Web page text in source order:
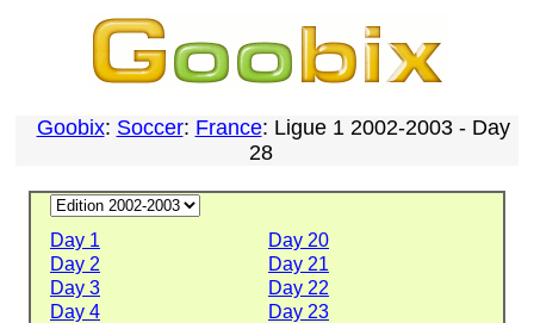
Goobix: Soccer: France: Ligue 1 2002-2003 - Day
28
Day 1
Day 20
Day 2
Day 21
Day 3
Day 22
Day 4
Day 23